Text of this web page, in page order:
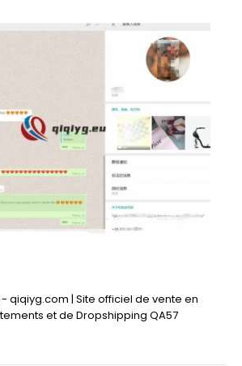
qiqiyg.com | Site officiel de vente en
et de Dropshipping QA57